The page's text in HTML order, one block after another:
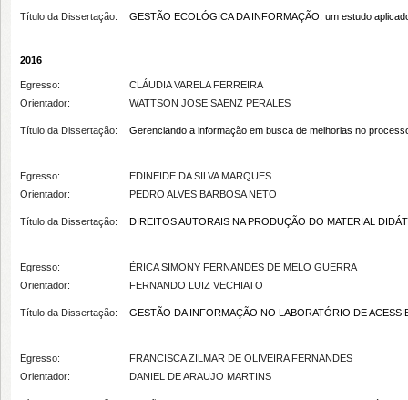
Título da Dissertação: GESTÃO ECOLÓGICA DA INFORMAÇÃO: um estudo
2016
Egresso:
CLÁUDIA VARELA FERREIRA
Orientador:
WATTSON JOSE SAENZ PERALES
Título da Dissertação: Gerenciando a informação em busca de melhorias no
Egresso:
EDINEIDE DA SILVA MARQUES
Orientador:
PEDRO ALVES BARBOSA NETO
Título da Dissertação: DIREITOS AUTORAIS NA PRODUÇÃO DO MATERIAL
Egresso:
ÉRICA SIMONY FERNANDES DE MELO GUERRA
Orientador:
FERNANDO LUIZ VECHIATO
Título da Dissertação: GESTÃO DA INFORMAÇÃO NO LABORATÓRIO DE
Egresso:
FRANCISCA ZILMAR DE OLIVEIRA FERNANDES
Orientador:
DANIEL DE ARAUJO MARTINS